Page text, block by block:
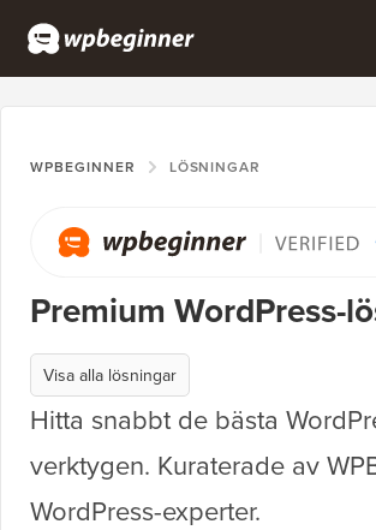
WPBEGINNER LÖSNINGAR
Premium WordPress-
Visa alla lösningar
Hitta snabbt de bästa
verktygen. Kuraterade av
WordPress-experter.